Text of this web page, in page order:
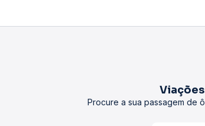
Procure a sua passagem de